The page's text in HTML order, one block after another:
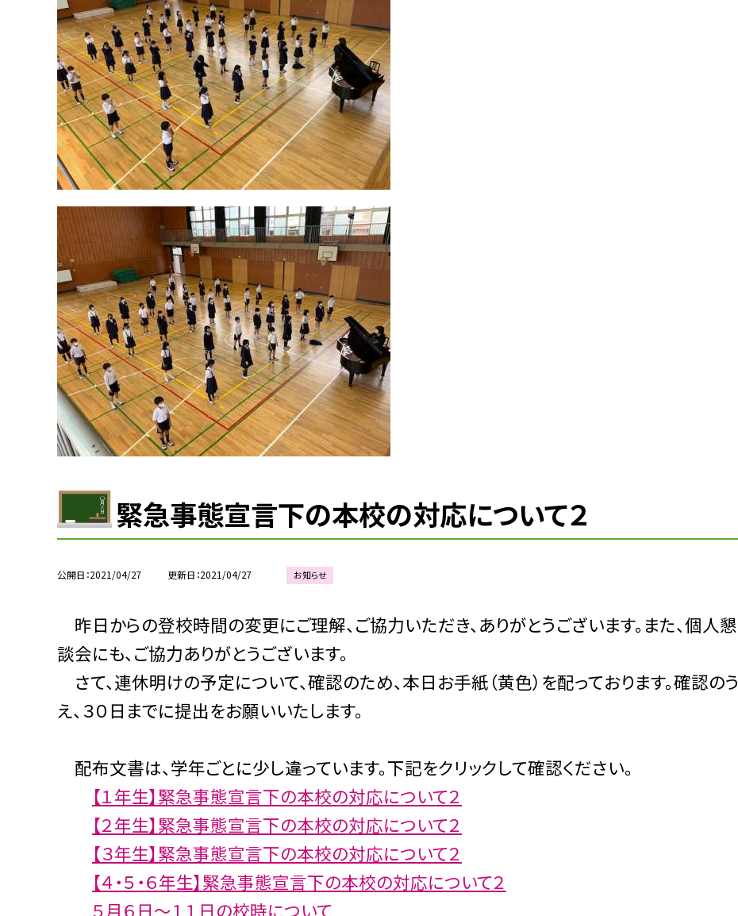
緊急事態宣言下の本校の対応について２
公開日 2021/04/27 更新日 2021/04/27 お知らせ
昨日からの登校時間の変更にご理解、ご協力いただき、ありがとうございます。また、個人懇
談会にも、ご協力ありがとうございます。
さて、連休明けの予定について、確認のため、本日お手紙（黄色）を配っております。確認のう
え、３０日までに提出をお願いいたします。
配布文書は、学年ごとに少し違っています。下記をクリックして確認ください。
【１年生】緊急事態宣言下の本校の対応について２
【２年生】緊急事態宣言下の本校の対応について２
【３年生】緊急事態宣言下の本校の対応について２
【４・５・６年生】緊急事態宣言下の本校の対応について２
５月６日〜１１日の校時について